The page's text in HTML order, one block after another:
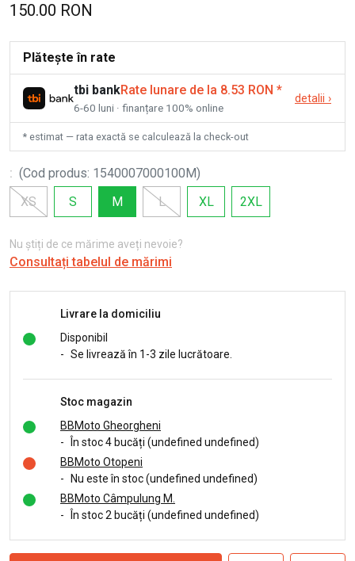
150.00 RON
Plătește în rate
tbi bankRate lunare de la 8.53 RON *
6-60 luni · finanțare 100% online
detalii ›
* estimat — rata exactă se calculează la check-out
: (Cod produs: 1540007000100M)
XS
S M L XL 2XL
Nu știți de ce mărime aveți nevoie?
Consultați tabelul de mărimi
Livrare la domiciliu
Disponibil
- Se livrează în 1-3 zile lucrătoare.
Stoc magazin
BBMoto Gheorgheni
-
În stoc 4 bucăți (undefined undefined)
BBMoto Otopeni
-
Nu este în stoc (undefined undefined)
BBMoto Câmpulung M.
-
În stoc 2 bucăți (undefined undefined)